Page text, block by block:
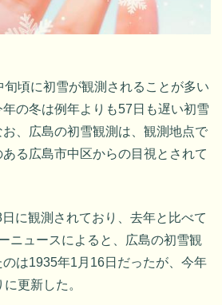
頃に初雪が観測されることが多い
の冬は例年よりも57日も遅い初雪
、広島の初雪観測は、観測地点で
る広島市中区からの目視とされて
に観測されており、去年と比べて
ニュースによると、広島の初雪観
は1935年1月16日だったが、今年
更新した。